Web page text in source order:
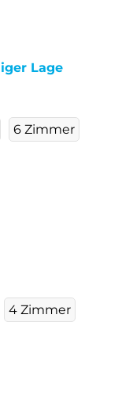
Lage
6 Zimmer
4 Zimmer